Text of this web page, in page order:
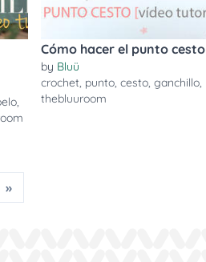
,
Cómo hacer el punto cesto
by Bluü
crochet, punto,cesto,ganchillo,
thebluuroom
»